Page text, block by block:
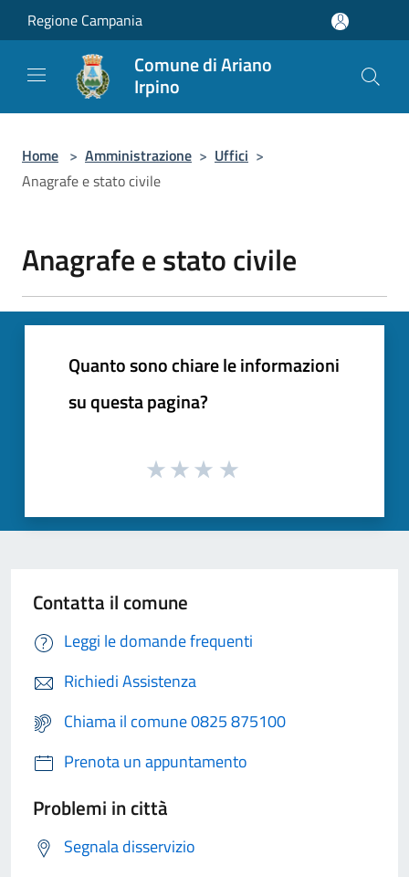
Salta al contenuto principale
Regione Campania
Comune di Ariano
Irpino
Home > Amministrazione > Uffici >
Anagrafe e stato civile
Anagrafe e stato civile
Quanto sono chiare le informazioni
su questa pagina?
Contatta il comune
Leggi le domande frequenti
Richiedi Assistenza
Chiama il comune 0825 875100
Prenota un appuntamento
Problemi in città
Segnala disservizio